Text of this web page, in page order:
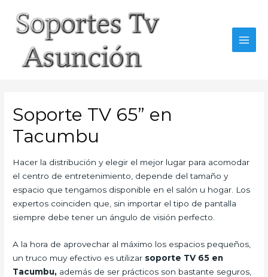
content
Soporte TV 65” en
Tacumbu
Hacer la distribución y elegir el mejor lugar para acomodar
el centro de entretenimiento, depende del tamaño y
espacio que tengamos disponible en el salón u hogar. Los
expertos coinciden que, sin importar el tipo de pantalla
siempre debe tener un ángulo de visión perfecto.
A la hora de aprovechar al máximo los espacios pequeños,
un truco muy efectivo es utilizar soporte TV 65 en
Tacumbu, además de ser prácticos son bastante seguros,